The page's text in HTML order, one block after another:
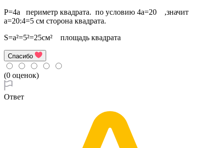
Р=4а периметр квадрата. по условию 4а=20 ,значит
а=20:4=5 см сторона квадрата.
S=a²=5²=25см² площадь квадрата
Спасибо
(0 оценок)
Ответ